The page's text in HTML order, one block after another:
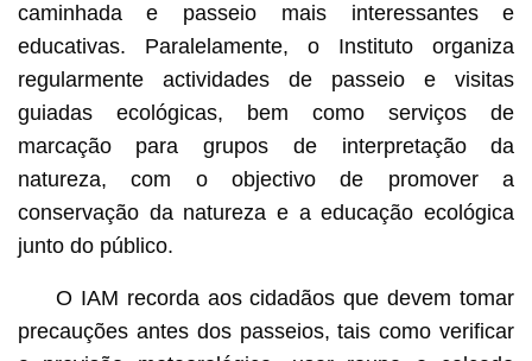
caminhada e passeio mais interessantes e
educativas. Paralelamente, o Instituto organiza
regularmente actividades de passeio e visitas
guiadas ecológicas, bem como serviços de
marcação para grupos de interpretação da
natureza, com o objectivo de promover a
conservação da natureza e a educação ecológica
junto do público.
O IAM recorda aos cidadãos que devem tomar
precauções antes dos passeios, tais como verificar